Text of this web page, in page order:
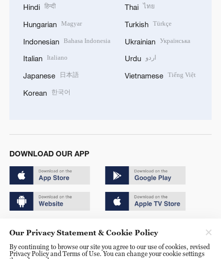
Hindi हिन्दी
Hungarian Magyar
Indonesian Bahasa Indonesia
Italian Italiano
Japanese 日本語
Korean 한국어
Thai ไทย
Turkish Türkçe
Ukrainian Українська
Urdu اردو
Vietnamese Tiếng Việt
DOWNLOAD OUR APP
京ICP备20000184号
Our Privacy Statement & Cookie Policy
By continuing to browse our site you agree to our use of cookies, revised
Privacy Policy and Terms of Use. You can change your cookie settings